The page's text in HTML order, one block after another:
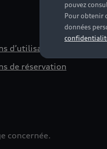
d’utilisation
de réservation
concernée.
pouvez
Pour obtenir
données